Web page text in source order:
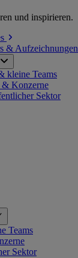
und inspirieren.
& Aufzeichnungen
kleine Teams
& Konzerne
Sektor
Teams
Sektor